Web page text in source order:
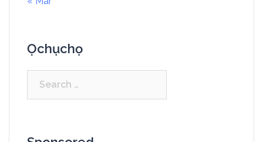
Ọchụchọ